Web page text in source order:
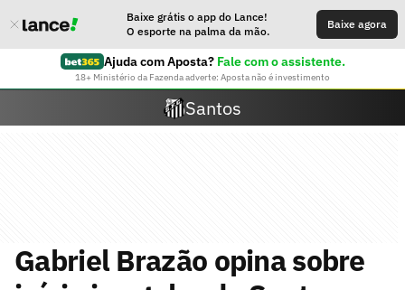
Baixe grátis o app do Lance!
O esporte na palma da mão.
Baixe agora
Ajuda com Aposta? Fale com o assistente.
18+ Ministério da Fazenda adverte: Aposta não é investimento
Santos
Gabriel Brazão opina sobre